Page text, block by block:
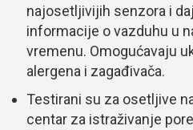
najosetljivijih senzora i
informacije o vazduhu u
vremenu. Omogućavaju
alergena i zagađivača.
Testirani su za osetljive
centar za istraživanje